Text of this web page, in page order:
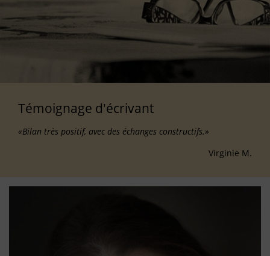
Témoignage d'écrivant
«Bilan très positif, avec des échanges constructifs.»
Virginie M.